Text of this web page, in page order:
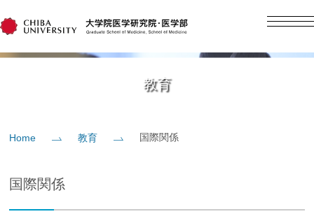
日本語
研究
教育
Home 教育 国際関係
国際関係